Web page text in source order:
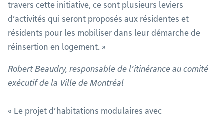
travers cette initiative, ce sont plusieurs leviers
d’activités qui seront proposés aux résidentes et
résidents pour les mobiliser dans leur démarche de
réinsertion en logement. »
Robert Beaudry, responsable de l’itinérance au comité
exécutif de la Ville de Montréal
« Le projet d’habitations modulaires avec